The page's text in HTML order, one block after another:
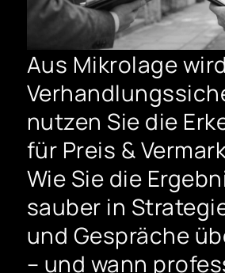
Aus Mikrolage wird
nutzen Sie die
für Preis &
Wie Sie die
sauber in
und Gespräche
– und wann